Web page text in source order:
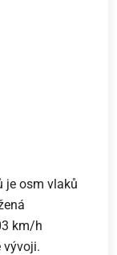
je osm vlaků
km/h
vývoji.